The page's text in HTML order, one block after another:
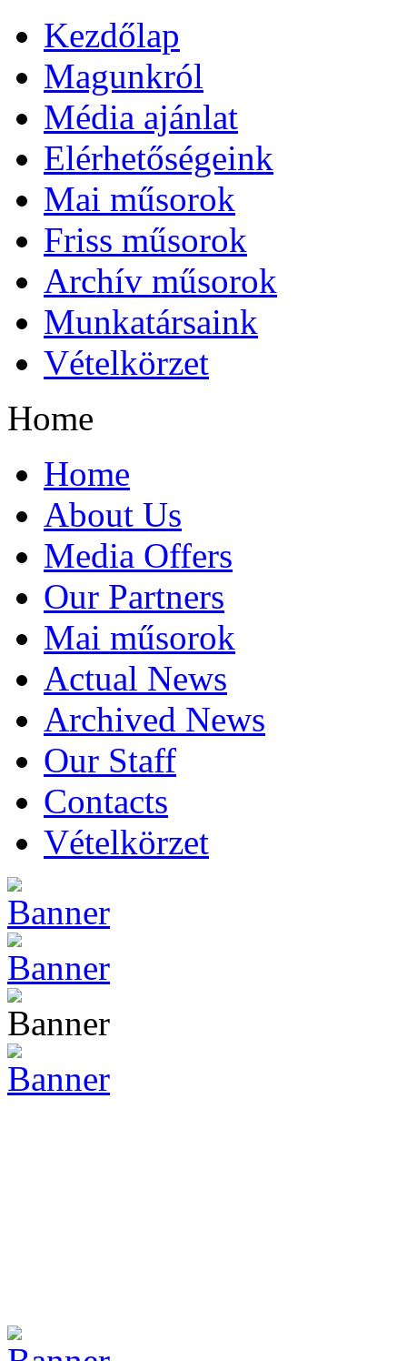
Kezdőlap
Magunkról
Média ajánlat
Elérhetőségeink
Mai műsorok
Friss műsorok
Archív műsorok
Munkatársaink
Vételkörzet
Home
Home
About Us
Media Offers
Our Partners
Mai műsorok
Actual News
Archived News
Our Staff
Contacts
Vételkörzet